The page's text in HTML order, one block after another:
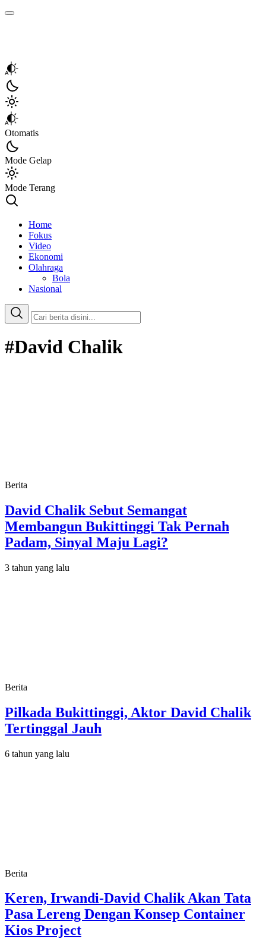
Kata Sumbar
Berita Sumbar Hari Ini
Otomatis
Mode Gelap
Mode Terang
Home
Fokus
Video
Ekonomi
Olahraga
Bola
Nasional
#David Chalik
Berita
David Chalik Sebut Semangat
Membangun Bukittinggi Tak Pernah
Padam, Sinyal Maju Lagi?
3 tahun yang lalu
Berita
Pilkada Bukittinggi, Aktor David Chalik
Tertinggal Jauh
6 tahun yang lalu
Berita
Keren, Irwandi-David Chalik Akan Tata
Pasa Lereng Dengan Konsep Container
Kios Project